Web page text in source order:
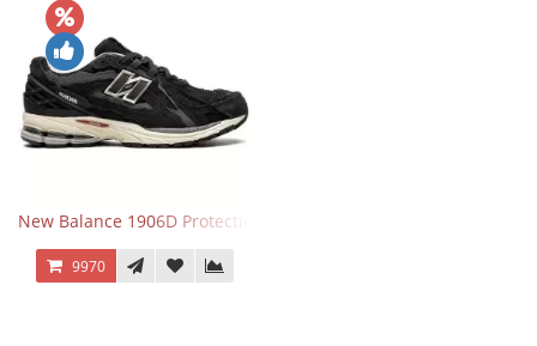
New Balance 1906D Protection Pack Black черные
9970